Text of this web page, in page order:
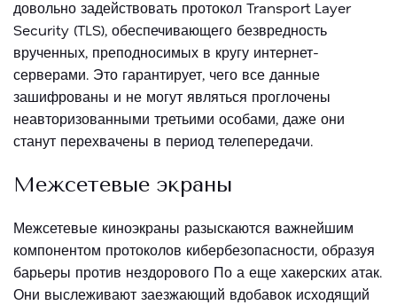
довольно задействовать протокол Transport Layer
Security (TLS), обеспечивающего безвредность
врученных, преподносимых в кругу интернет-
серверами. Это гарантирует, чего все данные
зашифрованы и не могут являться проглочены
неавторизованными третьими особами, даже они
станут перехвачены в период телепередачи.
Межсетевые экраны
Межсетевые киноэкраны разыскаются важнейшим
компонентом протоколов кибербезопасности, образуя
барьеры против нездорового По а еще хакерских атак.
Они выслеживают заезжающий вдобавок исходящий